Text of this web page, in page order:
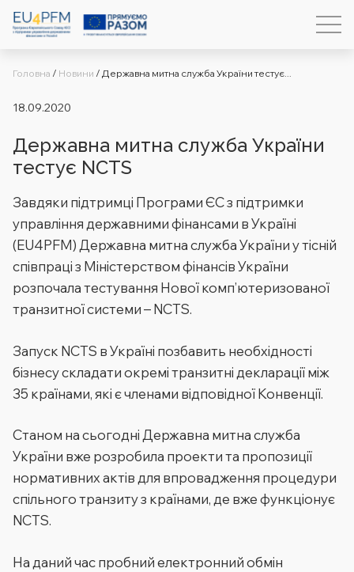
Головна / Новини / Державна митна служба України тестує...
18.09.2020
Державна митна служба України
тестує NCTS
Завдяки підтримці Програми ЄС з підтримки
управління державними фінансами в Україні
(EU4PFM) Державна митна служба України у тісній
співпраці з Міністерством фінансів України
розпочала тестування Нової комп’ютеризованої
транзитної системи – NCTS.
Запуск NCTS в Україні позбавить необхідності
бізнесу складати окремі транзитні декларації між
35 країнами, які є членами відповідної Конвенції.
Станом на сьогодні Державна митна служба
України вже розробила проекти та пропозиції
нормативних актів для впровадження процедури
спільного транзиту з країнами, де вже функціонує
NCTS.
На даний час пробний електронний обмін